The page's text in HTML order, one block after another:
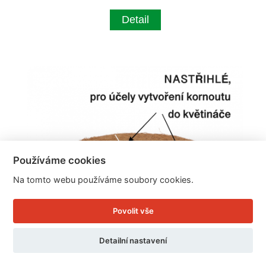
Detail
Používáme cookies
Na tomto webu používáme soubory cookies.
Povolit vše
Detailní nastavení